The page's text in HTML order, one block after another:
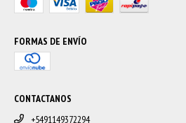
FORMAS DE ENVÍO
CONTACTANOS
+5491149372294